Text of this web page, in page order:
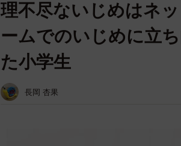
理不尽ないじめはネ
ームでのいじめに立
た小学生
長岡 杏果